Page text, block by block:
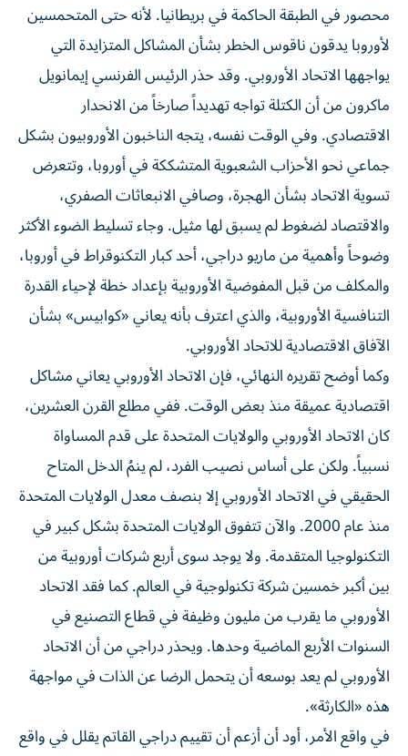
محصور في الطبقة الحاكمة في بريطانيا. لأنه حتى المتحمسين
لأوروبا يدقون ناقوس الخطر بشأن المشاكل المتزايدة التي
يواجهها الاتحاد الأوروبي. وقد حذر الرئيس الفرنسي إيمانويل
ماكرون من أن الكتلة تواجه تهديداً صارخاً من الانحدار
الاقتصادي. وفي الوقت نفسه، يتجه الناخبون الأوروبيون بشكل
جماعي نحو الأحزاب الشعبوية المتشككة في أوروبا، وتتعرض
تسوية الاتحاد بشأن الهجرة، وصافي الانبعاثات الصفري،
والاقتصاد لضغوط لم يسبق لها مثيل. وجاء تسليط الضوء الأكثر
وضوحاً وأهمية من ماريو دراجي، أحد كبار التكنوقراط في أوروبا،
والمكلف من قبل المفوضية الأوروبية بإعداد خطة لإحياء القدرة
التنافسية الأوروبية، والذي اعترف بأنه يعاني «كوابيس» بشأن
الآفاق الاقتصادية للاتحاد الأوروبي.
وكما أوضح تقريره النهائي، فإن الاتحاد الأوروبي يعاني مشاكل
اقتصادية عميقة منذ بعض الوقت. ففي مطلع القرن العشرين،
كان الاتحاد الأوروبي والولايات المتحدة على قدم المساواة
نسبياً. ولكن على أساس نصيب الفرد، لم ينمُ الدخل المتاح
الحقيقي في الاتحاد الأوروبي إلا بنصف معدل الولايات المتحدة
منذ عام 2000. والآن تتفوق الولايات المتحدة بشكل كبير في
التكنولوجيا المتقدمة. ولا يوجد سوى أربع شركات أوروبية من
بين أكبر خمسين شركة تكنولوجية في العالم. كما فقد الاتحاد
الأوروبي ما يقرب من مليون وظيفة في قطاع التصنيع في
السنوات الأربع الماضية وحدها. ويحذر دراجي من أن الاتحاد
الأوروبي لم يعد بوسعه أن يتحمل الرضا عن الذات في مواجهة
هذه «الكارثة».
في واقع الأمر، أود أن أزعم أن تقييم دراجي القاتم يقلل في واقع